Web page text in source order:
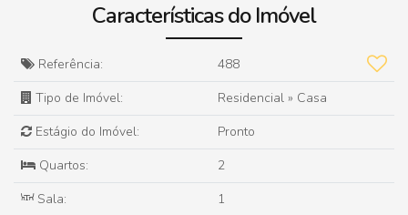
Características do Imóvel
Referência:
488
Tipo de Imóvel:
Residencial » Casa
Estágio do Imóvel:
Pronto
Quartos:
2
Sala:
1